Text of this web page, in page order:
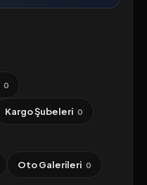
0
Kargo Şubeleri 0
Oto Galerileri 0